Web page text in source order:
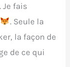
fais
. Seule la
la façon de
de ce qui